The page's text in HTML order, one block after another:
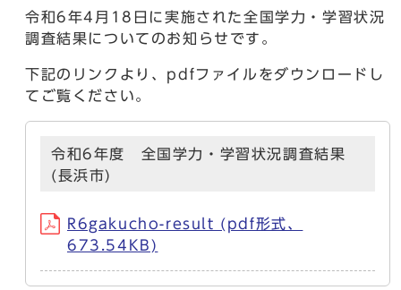
令和6年4月18日に実施された全国学力・学習状況
調査結果についてのお知らせです。
下記のリンクより、pdfファイルをダウンロードし
てご覧ください。
令和6年度 全国学力・学習状況調査結果
(長浜市)
R6gakucho-result (pdf形式、
673.54KB)